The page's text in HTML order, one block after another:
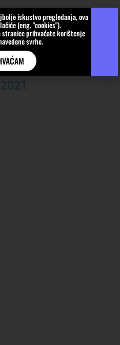
iskustvo pregledanja, ova
(eng. "cookies").
prihvaćate korištenje
svrhe.